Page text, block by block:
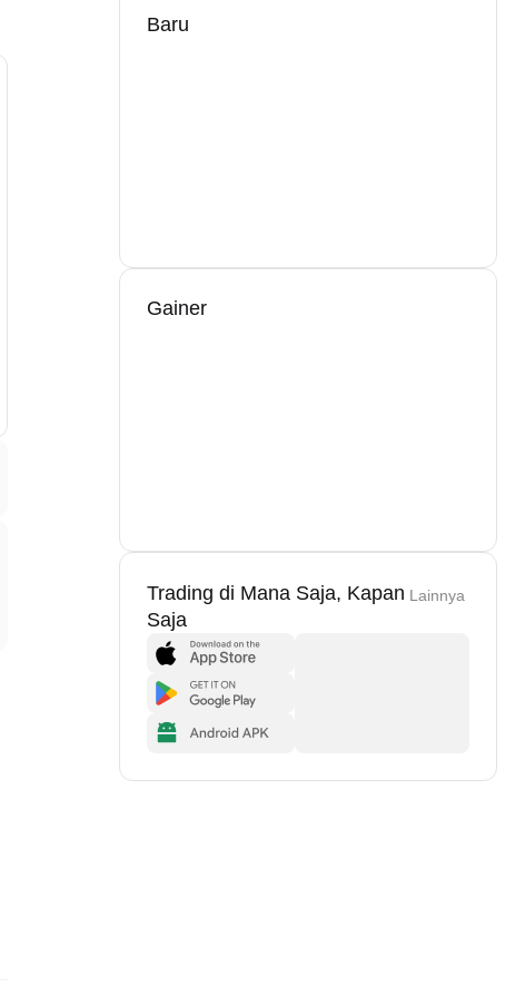
Baru
Gainer
Trading di Mana Saja, Kapan
Saja
Lainnya